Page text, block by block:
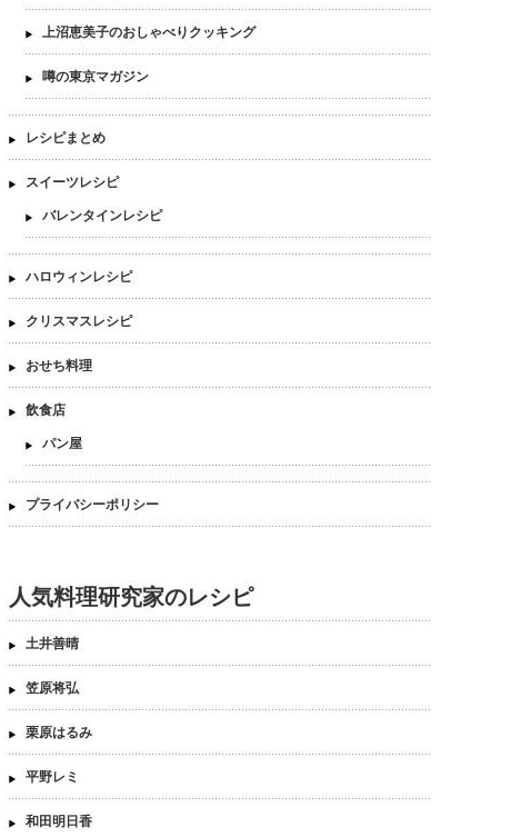
上沼恵美子のおしゃべりクッキング
噂の東京マガジン
レシピまとめ
スイーツレシピ
バレンタインレシピ
ハロウィンレシピ
クリスマスレシピ
おせち料理
飲食店
パン屋
プライバシーポリシー
人気料理研究家のレシピ
土井善晴
笠原将弘
栗原はるみ
平野レミ
和田明日香